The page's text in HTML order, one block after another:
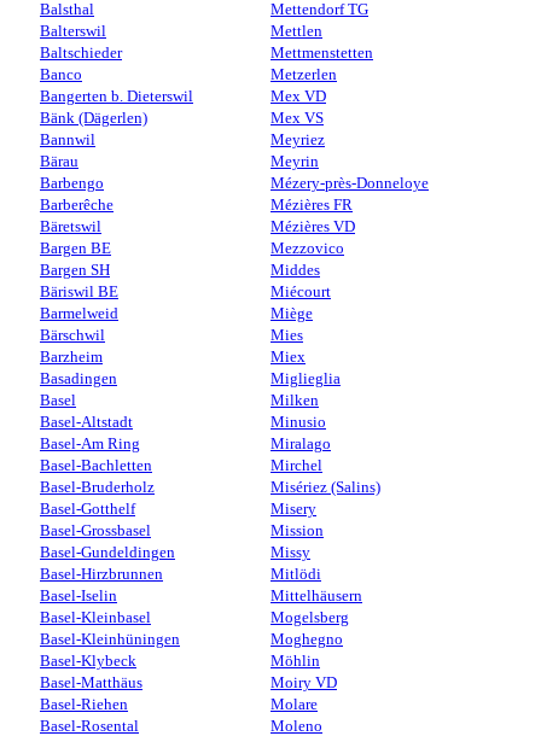
Balsthal
Balterswil
Baltschieder
Banco
Bangerten b. Dieterswil
Bänk (Dägerlen)
Bannwil
Bärau
Barbengo
Barberêche
Bäretswil
Bargen BE
Bargen SH
Bäriswil BE
Barmelweid
Bärschwil
Barzheim
Basadingen
Basel
Basel-Altstadt
Basel-Am Ring
Basel-Bachletten
Basel-Bruderholz
Basel-Gotthelf
Basel-Grossbasel
Basel-Gundeldingen
Basel-Hirzbrunnen
Basel-Iselin
Basel-Kleinbasel
Basel-Kleinhüningen
Basel-Klybeck
Basel-Matthäus
Basel-Riehen
Basel-Rosental
Mettendorf TG
Mettlen
Mettmenstetten
Metzerlen
Mex VD
Mex VS
Meyriez
Meyrin
Mézery-près-Donneloye
Mézières FR
Mézières VD
Mezzovico
Middes
Miécourt
Miège
Mies
Miex
Miglieglia
Milken
Minusio
Miralago
Mirchel
Misériez (Salins)
Misery
Mission
Missy
Mitlödi
Mittelhäusern
Mogelsberg
Moghegno
Möhlin
Moiry VD
Molare
Moleno